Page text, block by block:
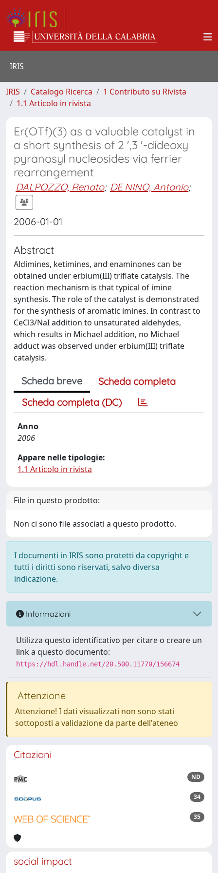
IRIS
IRIS Catalogo Ricerca
1 Contributo su Rivista
1.1 Articolo in rivista
Er(OTf)(3) as a valuable catalyst in
a short synthesis of 2 ',3 '-dideoxy
pyranosyl nucleosides via ferrier
rearrangement
DALPOZZO, Renato; DE NINO, Antonio;
2006-01-01
Abstract
Aldimines, ketimines, and enaminones can be
obtained under erbium(III) triflate catalysis. The
reaction mechanism is that typical of imine
synthesis. The role of the catalyst is demonstrated
for the synthesis of aromatic imines. In contrast to
CeCl3/NaI addition to unsaturated aldehydes,
which results in Michael addition, no Michael
adduct was observed under erbium(III) triflate
catalysis.
Scheda breve
Scheda completa
Scheda completa (DC)
Anno
2006
Appare nelle tipologie:
1.1 Articolo in rivista
File in questo prodotto:
Non ci sono file associati a questo prodotto.
I documenti in IRIS sono protetti da copyright e
tutti i diritti sono riservati, salvo diversa
indicazione.
Informazioni
Utilizza questo identificativo per citare o creare un
link a questo documento:
https://hdl.handle.net/20.500.11770/156674
Attenzione
Attenzione! I dati visualizzati non sono stati
sottoposti a validazione da parte dell'ateneo
Citazioni
ND
34
35
social impact